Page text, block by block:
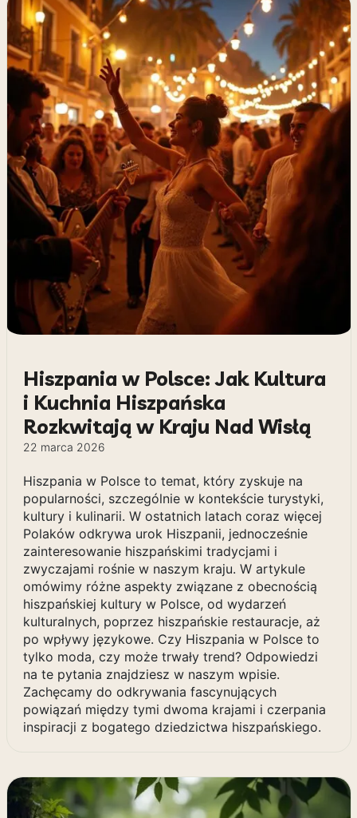
Hiszpania w Polsce: Jak Kultura
i Kuchnia Hiszpańska
Rozkwitają w Kraju Nad Wisłą
22 marca 2026
Hiszpania w Polsce to temat, który zyskuje na
popularności, szczególnie w kontekście turystyki,
kultury i kulinarii. W ostatnich latach coraz więcej
Polaków odkrywa urok Hiszpanii, jednocześnie
zainteresowanie hiszpańskimi tradycjami i
zwyczajami rośnie w naszym kraju. W artykule
omówimy różne aspekty związane z obecnością
hiszpańskiej kultury w Polsce, od wydarzeń
kulturalnych, poprzez hiszpańskie restauracje, aż
po wpływy językowe. Czy Hiszpania w Polsce to
tylko moda, czy może trwały trend? Odpowiedzi
na te pytania znajdziesz w naszym wpisie.
Zachęcamy do odkrywania fascynujących
powiązań między tymi dwoma krajami i czerpania
inspiracji z bogatego dziedzictwa hiszpańskiego.